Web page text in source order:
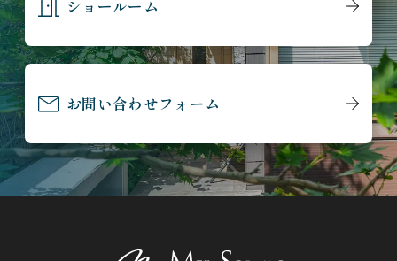
ショールーム
お問い合わせフォーム